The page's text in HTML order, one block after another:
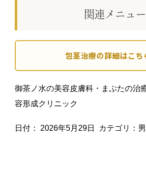
関連メニュー
包茎治療の詳細はこち
御茶ノ水の美容皮膚科・まぶたの治
容形成クリニック
日付： 2026年5月29日 カテゴリ：